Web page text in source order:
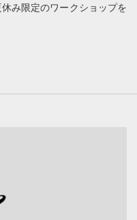
み限定のワークショップを